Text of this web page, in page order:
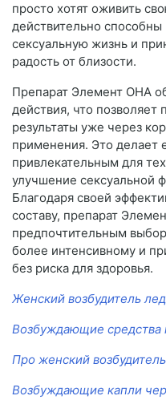
просто хотят оживить
действительно
сексуальную жизнь и
радость от близости.
Препарат Элемент ОНА
действия, что
результаты уже через
применения. Это делает
привлекательным для
улучшение сексуальной
Благодаря своей
составу, препарат
предпочтительным
более интенсивному и
без риска для здоровья.
Женский возбудитель
Возбуждающие
Про женский возбудитель
Возбуждающие капли